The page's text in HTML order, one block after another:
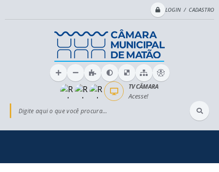
LOGIN / CADASTRO
Digite aqui o que você procura...
TV CÂMARA
Acesse!